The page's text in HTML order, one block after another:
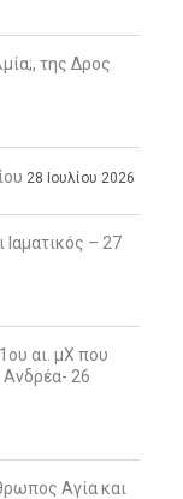
της Δρος
28 Ιουλίου 2026
– 27
αι. μΧ που
26
Αγία και